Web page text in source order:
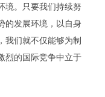
境。只要我们持续努
的发展环境，以自身
我们就不仅能够为制
烈的国际竞争中立于